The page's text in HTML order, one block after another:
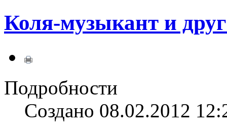
Коля-музыкант и
Подробности
Создано 08.02.2012